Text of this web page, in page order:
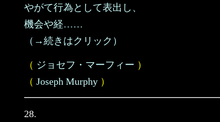
やがて行為として表出し、
機会や経……
（→続きはクリック）
（ ジョセフ・マーフィー ）
（ Joseph Murphy ）
28.